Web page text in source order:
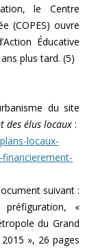
le Centre
(COPES) ouvre
Éducative
plus tard. (5)
du site
des élus locaux:
locaux-
suivant :
«
du Grand
», 26 pages